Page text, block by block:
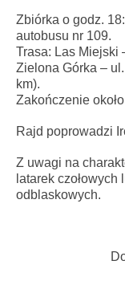
Zbiórka o godz.
autobusu nr 109.
Trasa: Las Miejski
Zielona Górka –
km).
Zakończenie
Rajd poprowadzi
Z uwagi na
latarek
odblaskowych.